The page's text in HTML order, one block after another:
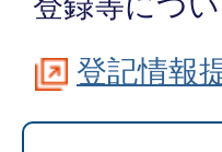
登記情報